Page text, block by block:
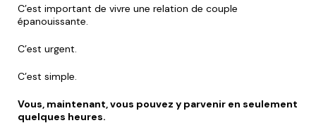
C’est important de vivre une relation de couple
épanouissante.
C’est urgent.
C’est simple.
Vous, maintenant, vous pouvez y parvenir en seulement
quelques heures.